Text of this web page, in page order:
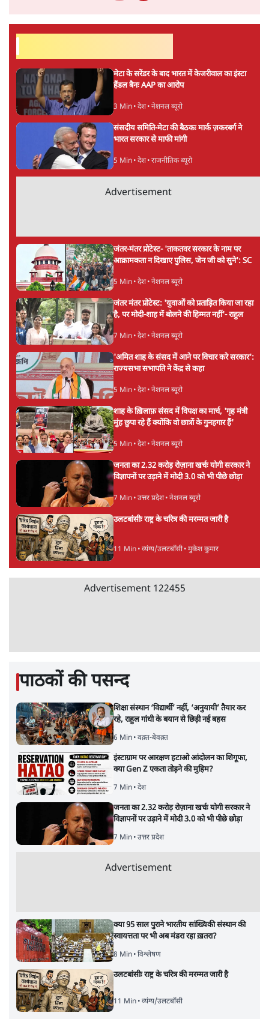
मेटा के सरेंडर के बाद भारत में केजरीवाल का इंस्टा
हैंडल बैनः AAP का आरोप
3 Min• देश• नेशनल ब्यूरो
संसदीय समिति-मेटा की बैठकः मार्क ज़करबर्ग ने
भारत सरकार से माफी मांगी
5 Min• देश• राजनीतिक ब्यूरो
Advertisement
जंतर-मंतर प्रोटेस्ट- 'ताकतवर सरकार के नाम पर
आक्रामकता न दिखाए पुलिस, जेन जी को सुने': SC
5 Min• देश• नेशनल ब्यूरो
जंतर मंतर प्रोटेस्ट: 'युवाओं को प्रताड़ित किया जा रहा
है, पर मोदी-शाह में बोलने की हिम्मत नहीं'- राहुल
7 Min• देश• नेशनल ब्यूरो
'अमित शाह के संसद में आने पर विचार करे सरकार':
राज्यसभा सभापति ने केंद्र से कहा
5 Min• देश• नेशनल ब्यूरो
शाह के ख़िलाफ़ संसद में विपक्ष का मार्च, 'गृह मंत्री
मुंह छुपा रहे हैं क्योंकि वो छात्रों के गुनहगार हैं'
5 Min• देश• नेशनल ब्यूरो
जनता का 2.32 करोड़ रोज़ाना खर्चः योगी सरकार ने
विज्ञापनों पर उड़ाने में मोदी 3.0 को भी पीछे छोड़ा
7 Min• उत्तर प्रदेश• नेशनल ब्यूरो
उलटबांसीः राष्ट्र के चरित्र की मरम्मत जारी है
11 Min• व्यंग्य/उलटबाँसी• मुकेश कुमार
Advertisement 122455
पाठकों की पसन्द
शिक्षा संस्थान ‘विद्यार्थी’ नहीं, ‘अनुयायी’ तैयार कर
रहे, राहुल गांधी के बयान से छिड़ी नई बहस
6 Min• वक़्त-बेवक़्त
इंस्टाग्राम पर आरक्षण हटाओ आंदोलन का शिगूफा,
क्या Gen Z एकता तोड़ने की मुहिम?
7 Min• देश
जनता का 2.32 करोड़ रोज़ाना खर्चः योगी सरकार ने
विज्ञापनों पर उड़ाने में मोदी 3.0 को भी पीछे छोड़ा
7 Min• उत्तर प्रदेश
Advertisement
क्या 95 साल पुराने भारतीय सांख्यिकी संस्थान की
स्वायत्तता पर भी अब मंडरा रहा ख़तरा?
8 Min• विश्लेषण
उलटबांसीः राष्ट्र के चरित्र की मरम्मत जारी है
11 Min• व्यंग्य/उलटबाँसी